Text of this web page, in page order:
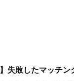
失敗したマッチ